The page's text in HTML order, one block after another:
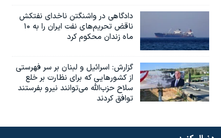
دادگاهی در واشنگتن ناخدای نفتکش
ناقض تحریم‌های نفت ایران را به ۱۰
ماه زندان محکوم کرد
گزارش‌: اسرائيل و لبنان بر سر فهرستی
از کشورهایی که برای نظارت بر خلع
سلاح حزب‌الله می‌توانند نیرو بفرستند
توافق کردند